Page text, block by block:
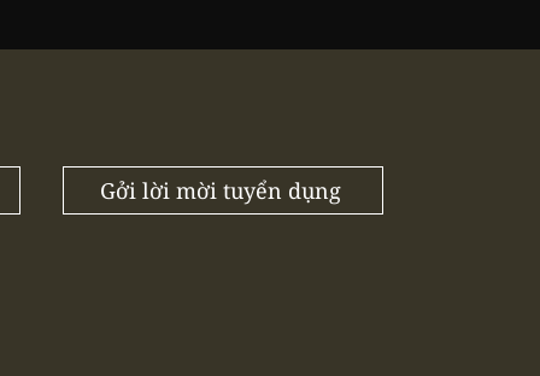
Gởi lời mời tuyển dụng